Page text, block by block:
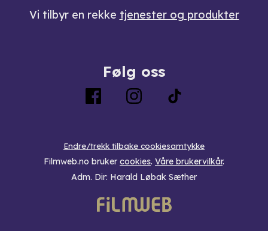
Vi tilbyr en rekke tjenester og produkter
Følg oss
Endre/trekk tilbake cookiesamtykke
Filmweb.no bruker cookies. Våre brukervilkår.
Adm. Dir: Harald Løbak Sæther